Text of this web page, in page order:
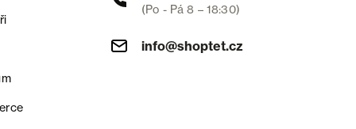
(Po - Pá 8 – 18:30)
info@shoptet.cz